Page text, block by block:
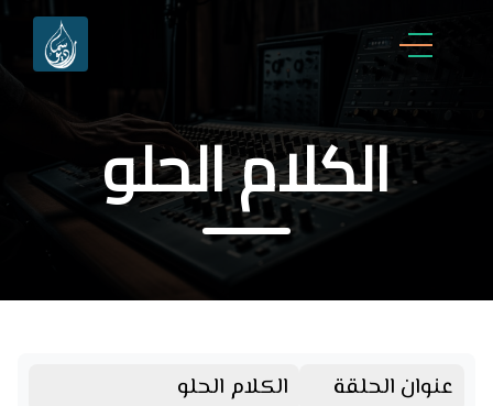
الكلام الحلو
عنوان الحلقة
الكلام الحلو